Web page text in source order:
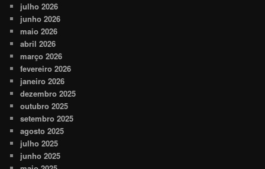
julho 2026
junho 2026
maio 2026
abril 2026
março 2026
fevereiro 2026
janeiro 2026
dezembro 2025
outubro 2025
setembro 2025
agosto 2025
julho 2025
junho 2025